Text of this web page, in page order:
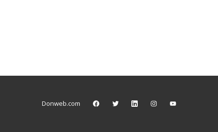
Donweb.com